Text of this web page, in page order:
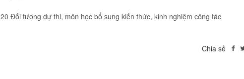
Đối tượng dự thi, môn học bổ sung kiến thức, kinh nghiệm công tác
Chia sẻ